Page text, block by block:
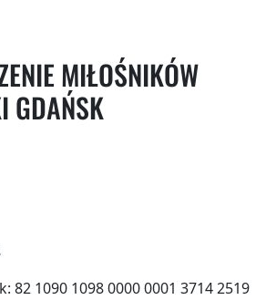
MIŁOŚNIKÓW
GDAŃSK
82 1090 1098 0000 0001 3714 2519